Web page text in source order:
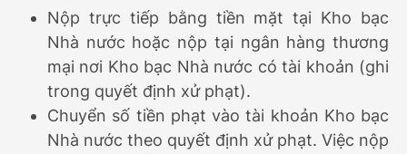
Nộp trực tiếp bằng tiền mặt tại Kho bạc
Nhà nước hoặc nộp tại ngân hàng thương
mại nơi Kho bạc Nhà nước có tài khoản (ghi
trong quyết định xử phạt).
Chuyển số tiền phạt vào tài khoản Kho bạc
Nhà nước theo quyết định xử phạt. Việc nộp